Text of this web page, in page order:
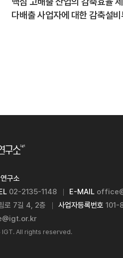
다배출 사업자에 대한 감축설
구소
02-2135-1148 E-MAIL
로 7길 4, 2층 사업자등록번호
IGT. All rights reserved.